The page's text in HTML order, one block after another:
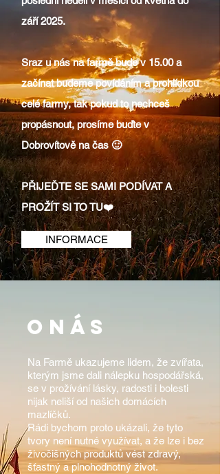
září 2025.
Sraz u nás na farmě bude v 15.00 a
začínat budeme povídáním a prohlídkou
celé farmy, tak pokud to nechceš
propásnout, prosíme buďte v
Dobrovítově na čas 🙂
PŘIJEĎTE SE SAMI PODÍVAT A
PROŽÍT SI TO TU❤️
INFORMACE
o nás
Na Farmě ukazujeme lidem, že zvířata,
kterým jsme dali nálepku hospodářská,
se v prožívání lásky, radosti i bolesti
nijak neliší od našich domácích
mazlíčků.
Rádi bychom proto ukázali, že tyto
tvory není nutné využívat, a že lze i bez
živočišných produktů vést zdravý,
šťastný a plnohodnotný život.